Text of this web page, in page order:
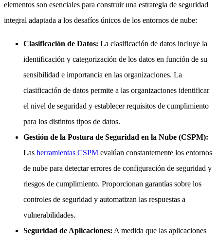
elementos son esenciales para construir una estrategia de seguridad
integral adaptada a los desafíos únicos de los entornos de nube:
Clasificación de Datos: La clasificación de datos incluye la
identificación y categorización de los datos en función de su
sensibilidad e importancia en las organizaciones. La
clasificación de datos permite a las organizaciones identificar
el nivel de seguridad y establecer requisitos de cumplimiento
para los distintos tipos de datos.
Gestión de la Postura de Seguridad en la Nube (CSPM):
Las herramientas CSPM evalúan constantemente los entornos
de nube para detectar errores de configuración de seguridad y
riesgos de cumplimiento. Proporcionan garantías sobre los
controles de seguridad y automatizan las respuestas a
vulnerabilidades.
Seguridad de Aplicaciones: A medida que las aplicaciones